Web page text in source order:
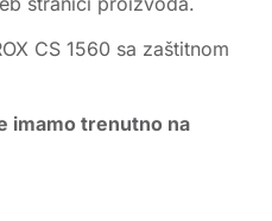
CS 1560 sa zaštitnom
imamo trenutno na